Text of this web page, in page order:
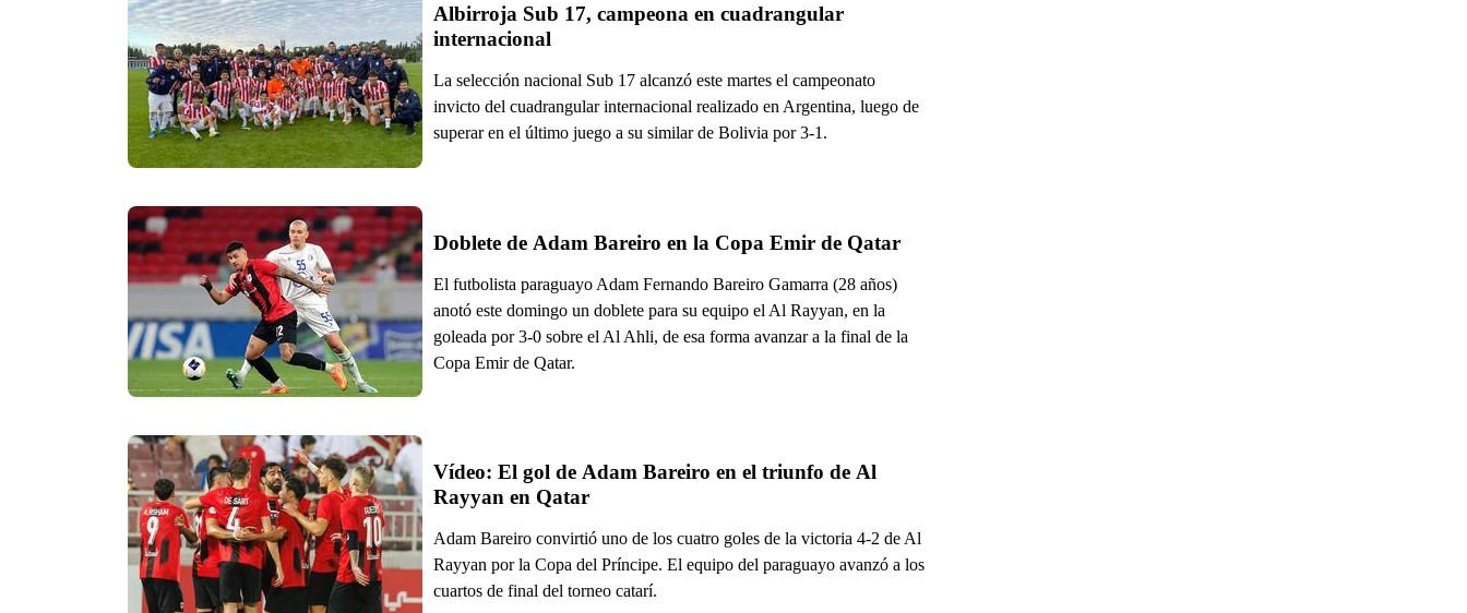
Albirroja Sub 17, campeona en cuadrangular
internacional
La selección nacional Sub 17 alcanzó este martes el campeonato
invicto del cuadrangular internacional realizado en Argentina, luego de
superar en el último juego a su similar de Bolivia por 3-1.
Doblete de Adam Bareiro en la Copa Emir de Qatar
El futbolista paraguayo Adam Fernando Bareiro Gamarra (28 años)
anotó este domingo un doblete para su equipo el Al Rayyan, en la
goleada por 3-0 sobre el Al Ahli, de esa forma avanzar a la final de la
Copa Emir de Qatar.
Vídeo: El gol de Adam Bareiro en el triunfo de Al
Rayyan en Qatar
Adam Bareiro convirtió uno de los cuatro goles de la victoria 4-2 de Al
Rayyan por la Copa del Príncipe. El equipo del paraguayo avanzó a los
cuartos de final del torneo catarí.